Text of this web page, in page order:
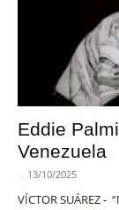
Eddie
Venezuela
- 13/10/2025
VÍCTOR SUÁREZ